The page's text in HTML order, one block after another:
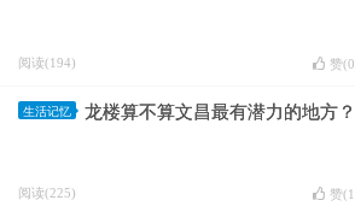
阅读(194) 赞(0
生活记忆 龙楼算不算文昌最有潜力的地方？
阅读(225) 赞(1